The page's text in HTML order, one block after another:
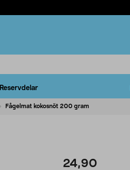
Reservdelar
Fågelmat kokosnöt 200 gram
24,90